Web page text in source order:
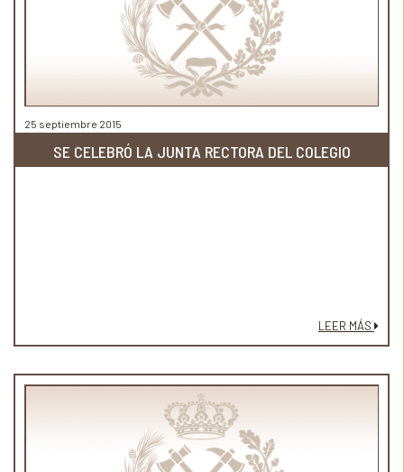
25 septiembre 2015
SE CELEBRÓ LA JUNTA RECTORA DEL COLEGIO
LEER MÁS